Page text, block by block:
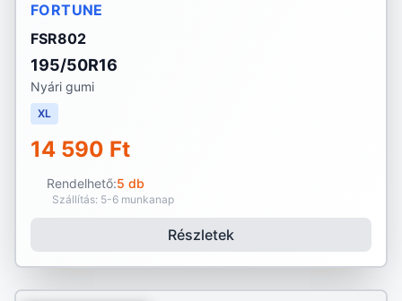
FORTUNE
FSR802
195/50R16
Nyári gumi
XL
14 590 Ft
Rendelhető:5 db
Szállítás: 5-6 munkanap
Részletek